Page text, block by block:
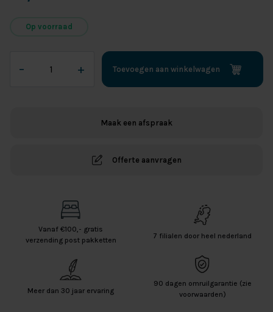
Op voorraad
–
Ocre
+ Toevoegen aan winkelwagen
Maak een afspraak
Offerte aanvragen
Vanaf €100,- gratis
verzending post pakketten
7 filialen door heel nederland
Meer dan 30 jaar ervaring
90 dagen omruilgarantie (zie
voorwaarden)